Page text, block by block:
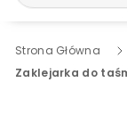
Strona Główna
Zaklejarka do
Pomiń, Aby